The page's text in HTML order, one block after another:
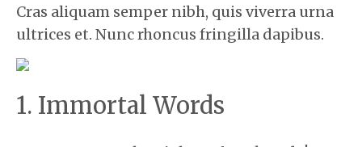
Cras aliquam semper nibh, quis viverra urna
ultrices et. Nunc rhoncus fringilla dapibus.
Immortal Words